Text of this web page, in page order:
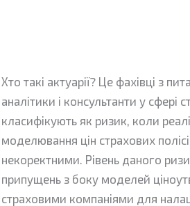
Хто такі актуарії? Це фахівці з
аналітики і консультанти у сфері
класифікують як ризик, коли
моделювання цін страхових
некоректними. Рівень даного
припущень з боку моделей
страховими компаніями для